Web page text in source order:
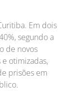
Em dois
segundo a
de novos
otimizadas,
prisões em